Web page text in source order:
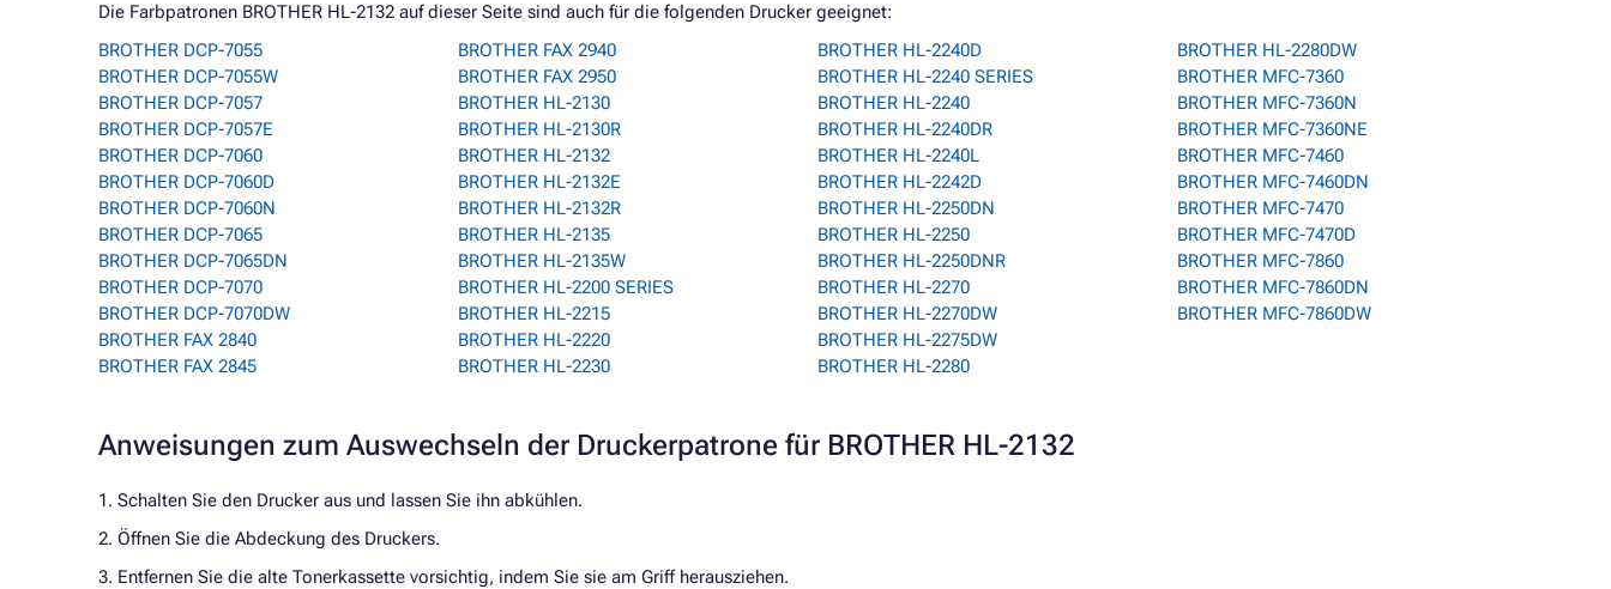
Die Farbpatronen BROTHER HL-2132 auf dieser Seite sind auch für die folgenden Drucker geeignet:
BROTHER DCP-7055
BROTHER DCP-7055W
BROTHER DCP-7057
BROTHER DCP-7057E
BROTHER DCP-7060
BROTHER DCP-7060D
BROTHER DCP-7060N
BROTHER DCP-7065
BROTHER DCP-7065DN
BROTHER DCP-7070
BROTHER DCP-7070DW
BROTHER FAX 2840
BROTHER FAX 2845
BROTHER FAX 2940
BROTHER FAX 2950
BROTHER HL-2130
BROTHER HL-2130R
BROTHER HL-2132
BROTHER HL-2132E
BROTHER HL-2132R
BROTHER HL-2135
BROTHER HL-2135W
BROTHER HL-2200 SERIES
BROTHER HL-2215
BROTHER HL-2220
BROTHER HL-2230
BROTHER HL-2240D
BROTHER HL-2240 SERIES
BROTHER HL-2240
BROTHER HL-2240DR
BROTHER HL-2240L
BROTHER HL-2242D
BROTHER HL-2250DN
BROTHER HL-2250
BROTHER HL-2250DNR
BROTHER HL-2270
BROTHER HL-2270DW
BROTHER HL-2275DW
BROTHER HL-2280
BROTHER HL-2280DW
BROTHER MFC-7360
BROTHER MFC-7360N
BROTHER MFC-7360NE
BROTHER MFC-7460
BROTHER MFC-7460DN
BROTHER MFC-7470
BROTHER MFC-7470D
BROTHER MFC-7860
BROTHER MFC-7860DN
BROTHER MFC-7860DW
Anweisungen zum Auswechseln der Druckerpatrone für BROTHER HL-2132
1. Schalten Sie den Drucker aus und lassen Sie ihn abkühlen.
2. Öffnen Sie die Abdeckung des Druckers.
3. Entfernen Sie die alte Tonerkassette vorsichtig, indem Sie sie am Griff herausziehen.